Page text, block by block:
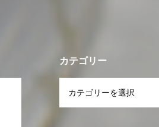
カテゴリー